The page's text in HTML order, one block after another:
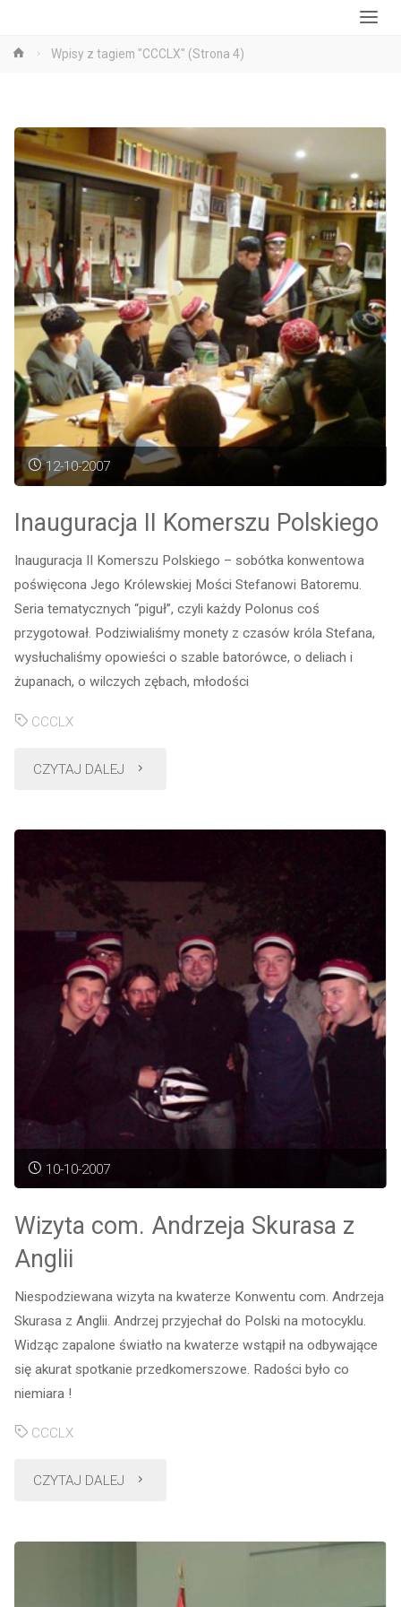
StronaWpisy z tagiem "CCCLX" (Strona 4)
12-10-2007
Inauguracja II Komerszu Polskiego
Inauguracja II Komerszu Polskiego – sobótka konwentowa
poświęcona Jego Królewskiej Mości Stefanowi Batoremu.
Seria tematycznych “piguł”, czyli każdy Polonus coś
przygotował. Podziwialiśmy monety z czasów króla Stefana,
wysłuchaliśmy opowieści o szable batorówce, o deliach i
żupanach, o wilczych zębach, młodości
CCCLX
CZYTAJ DALEJ "Inauguracja
Polskiego"
10-10-2007
Wizyta com. Andrzeja Skurasa z
Anglii
Niespodziewana wizyta na kwaterze Konwentu com. Andrzeja
Skurasa z Anglii. Andrzej przyjechał do Polski na motocyklu.
Widząc zapalone światło na kwaterze wstąpił na odbywające
się akurat spotkanie przedkomerszowe. Radości było co
niemiara !
CCCLX
CZYTAJ DALEJ "Wizyta